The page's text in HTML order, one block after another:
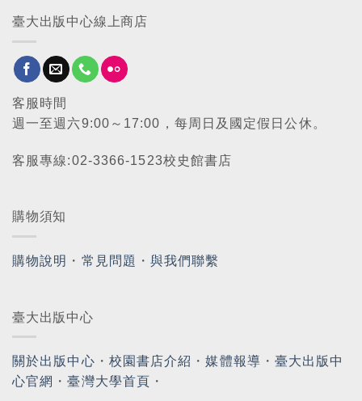
臺大出版中心線上商店
客服時間
週一至週六9:00～17:00，每周日及國定假日公休。
客服專線:02-3366-1523校史館書店
購物須知
購物說明 ・ 常見問題 ・與我們聯繫
臺大出版中心
關於出版中心 ・ 校園書店介紹 ・媒體報導 ・ 臺大出版中
心官網 ・臺灣大學首頁 ・